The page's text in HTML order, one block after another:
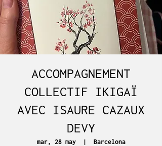
ACCOMPAGNEMENT
COLLECTIF IKIGAÏ
AVEC ISAURE CAZAUX
DEVY
mar, 28 may
  |
Barcelona